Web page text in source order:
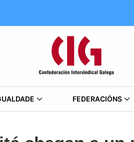
FEDERACIÓNS